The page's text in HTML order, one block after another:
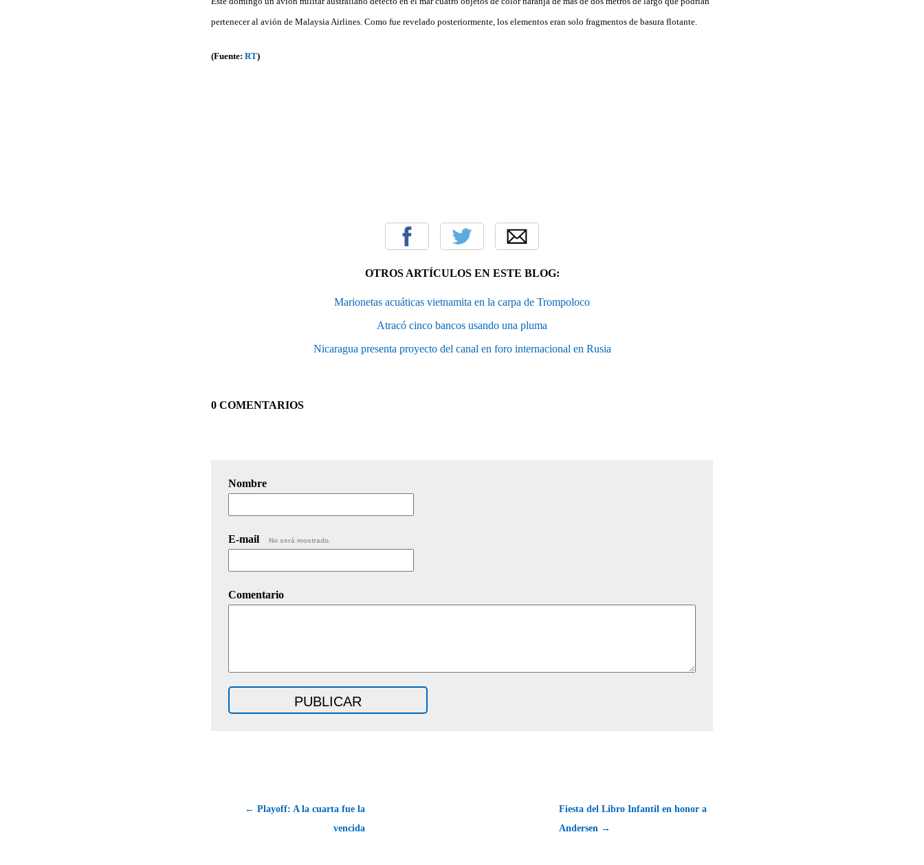
pertenecer al avión de Malaysia Airlines. Como fue revelado posteriormente, los elementos eran solo fragmentos de basura flotante.
(Fuente: RT)
OTROS ARTÍCULOS EN ESTE BLOG:
Marionetas acuáticas vietnamita en la carpa de Trompoloco
Atracó cinco bancos usando una pluma
Nicaragua presenta proyecto del canal en foro internacional en Rusia
0 COMENTARIOS
Nombre
E-mail No será mostrado.
Comentario
← Playoff: A la cuarta fue la
vencida
Fiesta del Libro Infantil en honor a
Andersen →